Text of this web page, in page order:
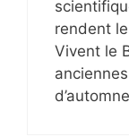
rendent
Vivent le